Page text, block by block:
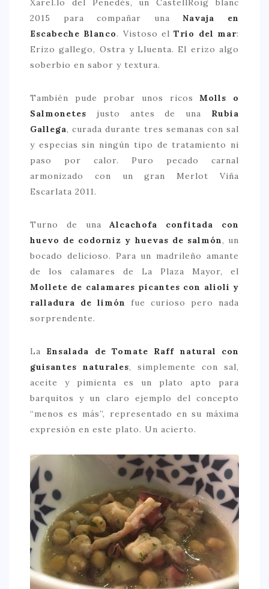
Xarel.lo del Penedés, un CastellRoig blanc
2015 para compañar unaNavaja en
Escabeche Blanco. Vistoso elTrio del mar:
Erizo gallego, Ostra y Lluenta. El erizo algo
soberbio en sabor y textura.
También pude probar unos ricosMolls o
Salmonetes justo antes de una Rubia
Gallega, curada durante tres semanas con sal
y especias sin ningún tipo de tratamiento ni
paso por calor. Puro pecado carnal
armonizado con un gran Merlot Viña
Escarlata 2011.
Turno de unaAlcachofa confitada con
huevo de codorniz y huevas de salmón, un
bocado delicioso. Para un madrileño amante
de los calamares de La Plaza Mayor, el
Mollete de calamares picantes con alioli y
ralladura de limón
fue curioso pero nada
sorprendente.
La Ensalada de Tomate Raff natural con
guisantes naturales, simplemente con sal,
aceite y pimienta es un plato apto para
barquitos y un claro ejemplo del concepto
“menos es más”, representado en su máxima
expresión en este plato. Un acierto.